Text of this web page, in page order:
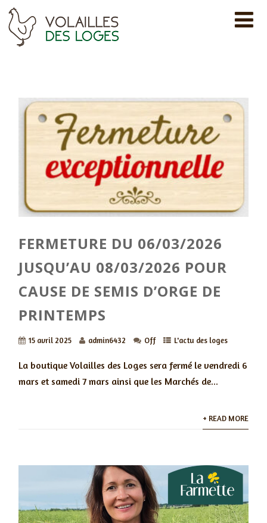
FERMETURE DU 06/03/2026
JUSQU’AU 08/03/2026 POUR
CAUSE DE SEMIS D’ORGE DE
PRINTEMPS
15 avril 2025 admin6432 Off L'actu des loges
La boutique Volailles des Loges sera fermé le vendredi 6
mars et samedi 7 mars ainsi que les Marchés de...
+ READ MORE